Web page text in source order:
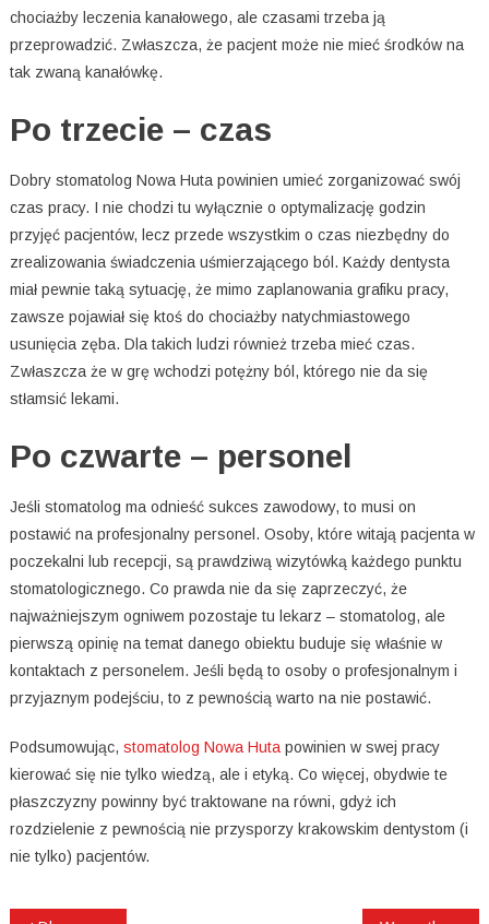
chociażby leczenia kanałowego, ale czasami trzeba ją
przeprowadzić. Zwłaszcza, że pacjent może nie mieć środków na
tak zwaną kanałówkę.
Po trzecie – czas
Dobry stomatolog Nowa Huta powinien umieć zorganizować swój
czas pracy. I nie chodzi tu wyłącznie o optymalizację godzin
przyjęć pacjentów, lecz przede wszystkim o czas niezbędny do
zrealizowania świadczenia uśmierzającego ból. Każdy dentysta
miał pewnie taką sytuację, że mimo zaplanowania grafiku pracy,
zawsze pojawiał się ktoś do chociażby natychmiastowego
usunięcia zęba. Dla takich ludzi również trzeba mieć czas.
Zwłaszcza że w grę wchodzi potężny ból, którego nie da się
stłamsić lekami.
Po czwarte – personel
Jeśli stomatolog ma odnieść sukces zawodowy, to musi on
postawić na profesjonalny personel. Osoby, które witają pacjenta w
poczekalni lub recepcji, są prawdziwą wizytówką każdego punktu
stomatologicznego. Co prawda nie da się zaprzeczyć, że
najważniejszym ogniwem pozostaje tu lekarz – stomatolog, ale
pierwszą opinię na temat danego obiektu buduje się właśnie w
kontaktach z personelem. Jeśli będą to osoby o profesjonalnym i
przyjaznym podejściu, to z pewnością warto na nie postawić.
Podsumowując, stomatolog Nowa Hutapowinien w swej pracy
kierować się nie tylko wiedzą, ale i etyką. Co więcej, obydwie te
płaszczyzny powinny być traktowane na równi, gdyż ich
rozdzielenie z pewnością nie przysporzy krakowskim dentystom (i
nie tylko) pacjentów.